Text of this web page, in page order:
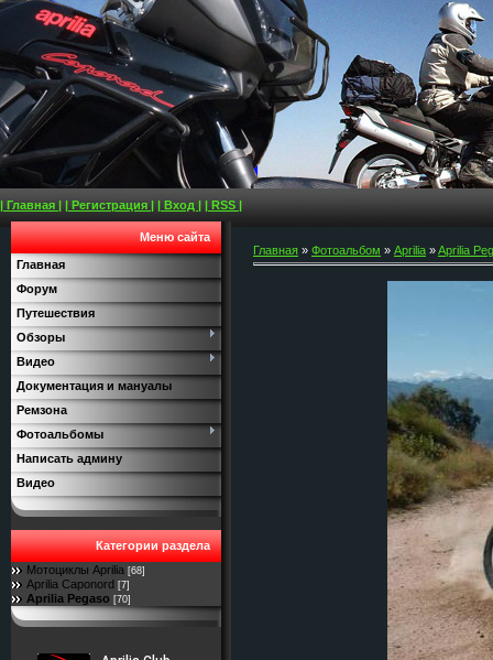
| Главная | | Регистрация | | Вход | | RSS |
Меню сайта
Главная
Форум
Путешествия
Обзоры
Видео
Документация и мануалы
Ремзона
Фотоальбомы
Написать админу
Видео
Категории раздела
Мотоциклы Aprilia [68]
Aprilia Caponord [7]
Aprilia Pegaso [70]
Главная » Фотоальбом » Aprilia »Aprilia